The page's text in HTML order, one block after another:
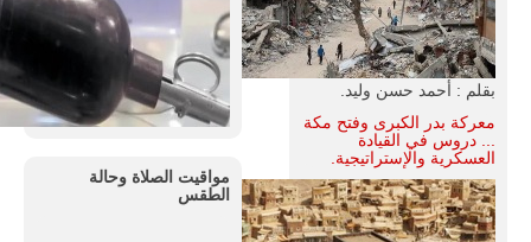
بقلم : أحمد حسن وليد.
معركة بدر الكبرى وفتح مكة
... دروس في القيادة
العسكرية والإستراتيجية.
مواقيت الصلاة وحالة
الطقس